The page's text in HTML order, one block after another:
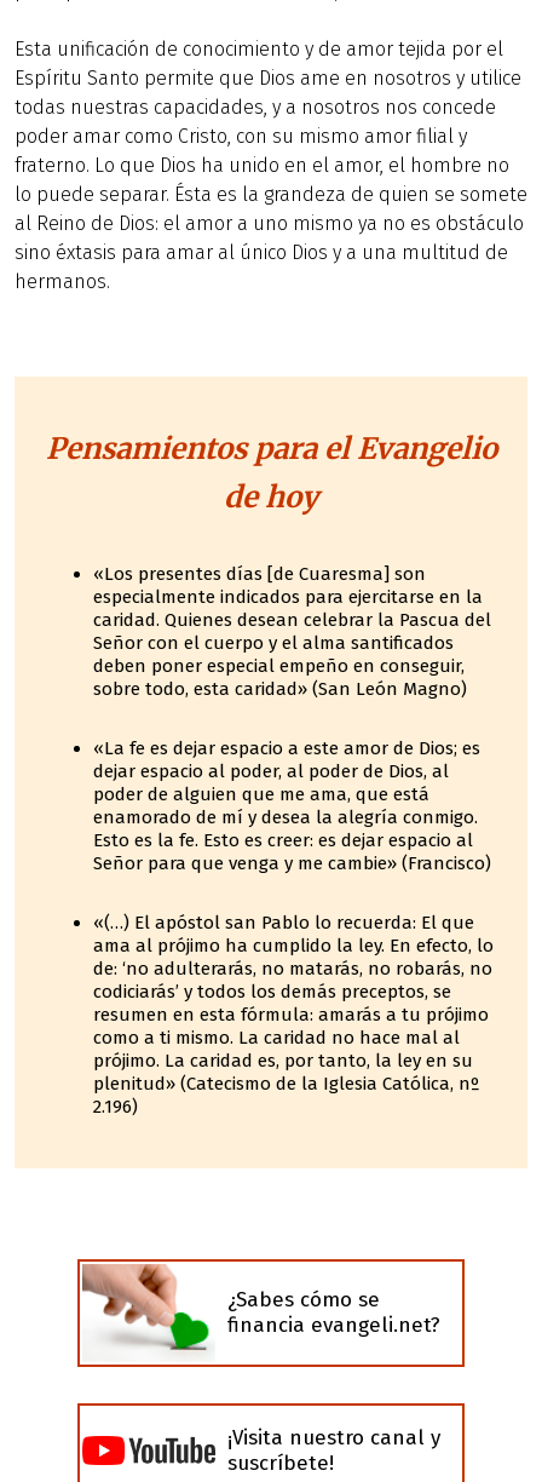
Esta unificación de conocimiento y de amor tejida por el
Espíritu Santo permite que Dios ame en nosotros y utilice
todas nuestras capacidades, y a nosotros nos concede
poder amar como Cristo, con su mismo amor filial y
fraterno. Lo que Dios ha unido en el amor, el hombre no
lo puede separar. Ésta es la grandeza de quien se somete
al Reino de Dios: el amor a uno mismo ya no es obstáculo
sino éxtasis para amar al único Dios y a una multitud de
hermanos.
Pensamientos para el Evangelio
de hoy
«Los presentes días [de Cuaresma] son
especialmente indicados para ejercitarse en la
caridad. Quienes desean celebrar la Pascua del
Señor con el cuerpo y el alma santificados
deben poner especial empeño en conseguir,
sobre todo, esta caridad» (San León Magno)
«La fe es dejar espacio a este amor de Dios; es
dejar espacio al poder, al poder de Dios, al
poder de alguien que me ama, que está
enamorado de mí y desea la alegría conmigo.
Esto es la fe. Esto es creer: es dejar espacio al
Señor para que venga y me cambie» (Francisco)
«(…) El apóstol san Pablo lo recuerda: El que
ama al prójimo ha cumplido la ley. En efecto, lo
de: ‘no adulterarás, no matarás, no robarás, no
codiciarás’ y todos los demás preceptos, se
resumen en esta fórmula: amarás a tu prójimo
como a ti mismo. La caridad no hace mal al
prójimo. La caridad es, por tanto, la ley en su
plenitud» (Catecismo de la Iglesia Católica, nº
2.196)
¿Sabes cómo se
financia evangeli.net?
¡Visita nuestro canal y
suscríbete!